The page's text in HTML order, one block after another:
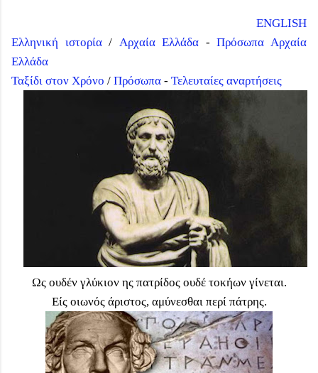
ENGLISH
Ελληνική ιστορία/ Αρχαία Ελλάδα -Πρόσωπα Αρχαία
Ελλάδα
Ταξίδι στον Χρόνο / Πρόσωπα - Τελευταίες αναρτήσεις
Ως ουδέν γλύκιον ης πατρίδος ουδέ τοκήων γίνεται.
Είς οιωνός άριστος, αμύνεσθαι περί πάτρης.